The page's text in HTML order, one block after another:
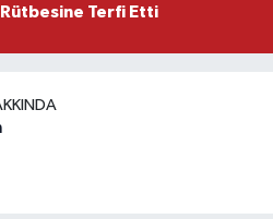
Rütbesine Terfi Etti